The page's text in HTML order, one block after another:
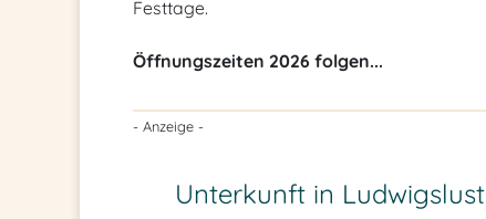
Festtage.
Öffnungszeiten 2026 folgen...
- Anzeige -
Unterkunft in Ludwigslust